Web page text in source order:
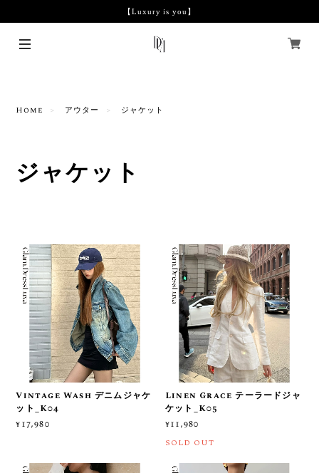
【Luxury is you】
Home アウター ジャケット
ジャケット
Vintage Wash デニムジャケ
ット_K04
¥17,980
Linen Grace テーラードジャ
ケット_K05
¥11,980
SOLD OUT